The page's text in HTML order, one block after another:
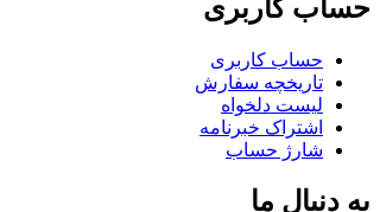
حساب کاربری
حساب کاربری
تاریخچه سفارش
لیست دلخواه
اشتراک خبرنامه
شارژ حساب
به دنبال ما